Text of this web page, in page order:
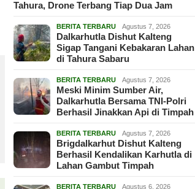
Tahura, Drone Terbang Tiap Dua Jam
BERITA TERBARU Agustus 7, 2026
Dalkarhutla Dishut Kalteng
Sigap Tangani Kebakaran Lahan
di Tahura Sabaru
BERITA TERBARU Agustus 7, 2026
Meski Minim Sumber Air,
Dalkarhutla Bersama TNI-Polri
Berhasil Jinakkan Api di Timpah
BERITA TERBARU Agustus 7, 2026
Brigdalkarhut Dishut Kalteng
Berhasil Kendalikan Karhutla di
Lahan Gambut Timpah
BERITA TERBARU Agustus 6, 2026